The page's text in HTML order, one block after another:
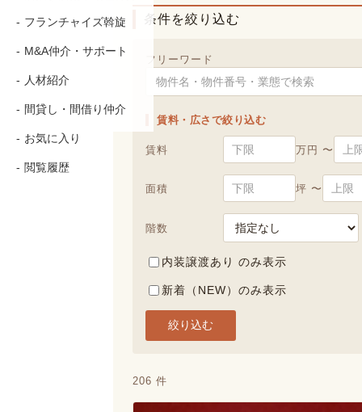
条件を絞り込む
フリーワード
賃料・広さで絞り込む
賃料 万円 〜
面積 坪 〜
階数
内装譲渡あり のみ表示
新着（NEW）のみ表示
絞り込む
206 件
フランチャイズ斡旋
M&A仲介・サポート
人材紹介
間貸し・間借り仲介
お気に入り
閲覧履歴